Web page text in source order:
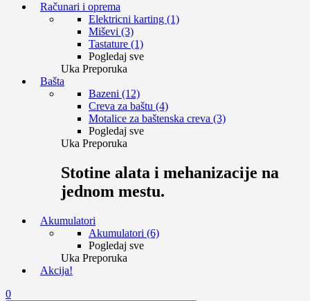
Računari i oprema
Elektricni karting (1)
Miševi (3)
Tastature (1)
Pogledaj sve
Uka Preporuka
Bašta
Bazeni (12)
Creva za baštu (4)
Motalice za baštenska creva (3)
Pogledaj sve
Uka Preporuka
Stotine alata i mehanizacije na
jednom mestu.
Akumulatori
Akumulatori (6)
Pogledaj sve
Uka Preporuka
Akcija!
0